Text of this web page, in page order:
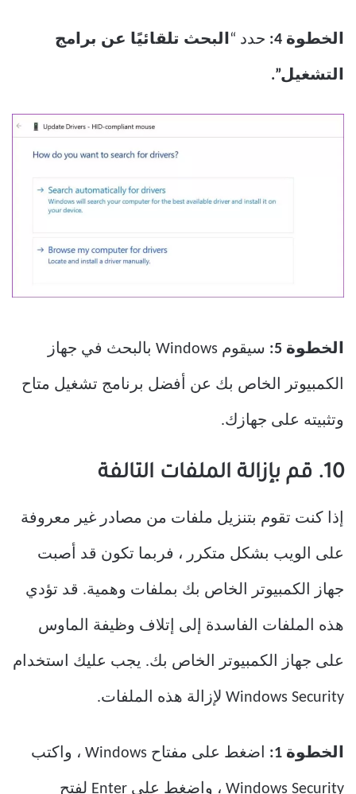
الخطوة 4: حدد “ البحث تلقائيًا عن برامج
التشغيل”.
الخطوة 5: سيقوم Windows بالبحث في جهاز
الكمبيوتر الخاص بك عن أفضل برنامج تشغيل متاح
وتثبيته على جهازك.
10. قم بإزالة الملفات التالفة
إذا كنت تقوم بتنزيل ملفات من مصادر غير معروفة
على الويب بشكل متكرر ، فربما تكون قد أصبت
جهاز الكمبيوتر الخاص بك بملفات وهمية. قد تؤدي
هذه الملفات الفاسدة إلى إتلاف وظيفة الماوس
على جهاز الكمبيوتر الخاص بك. يجب عليك استخدام
Windows Security لإزالة هذه الملفات.
الخطوة 1: اضغط على مفتاح Windows ، واكتب
Windows Security ، واضغط على Enter لفتح